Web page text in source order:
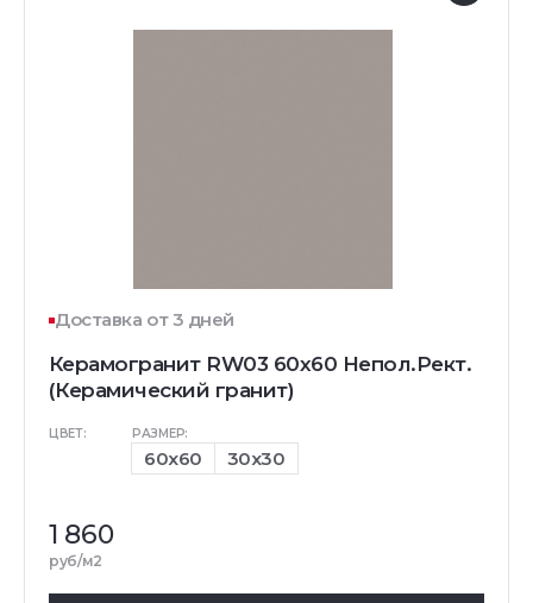
Доставка от 3 дней
Керамогранит RW03 60x60 Непол.Рект.
(Керамический гранит)
ЦВЕТ: РАЗМЕР:
60x60 30x30
1 860
руб/м2